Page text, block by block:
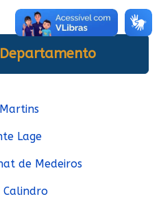
Lage
de Medeiros
Calindro